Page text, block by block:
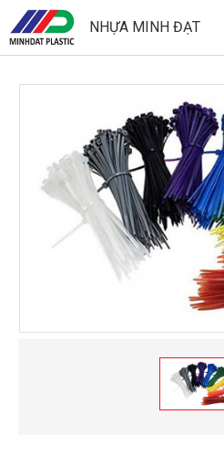
NHỰA MINH ĐẠT